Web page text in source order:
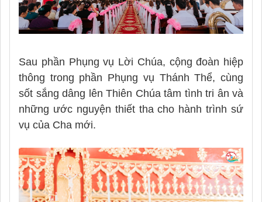
Sau phần Phụng vụ Lời Chúa, cộng đoàn hiệp
thông trong phần Phụng vụ Thánh Thể, cùng
sốt sắng dâng lên Thiên Chúa tâm tình tri ân và
những ước nguyện thiết tha cho hành trình sứ
vụ của Cha mới.